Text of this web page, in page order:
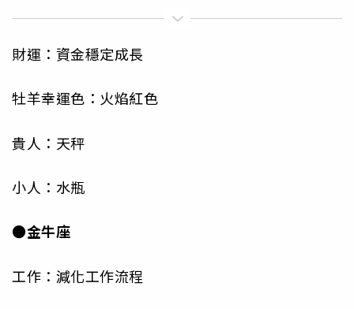
財運：資金穩定成長
牡羊幸運色：火焰紅色
貴人：天秤
小人：水瓶
●金牛座
工作：減化工作流程